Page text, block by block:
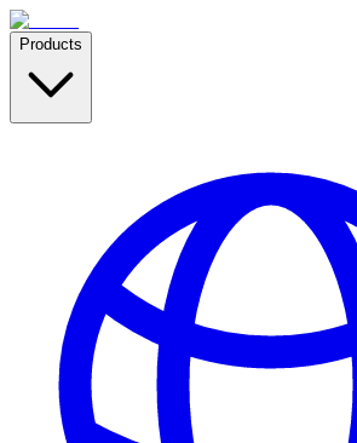
Products